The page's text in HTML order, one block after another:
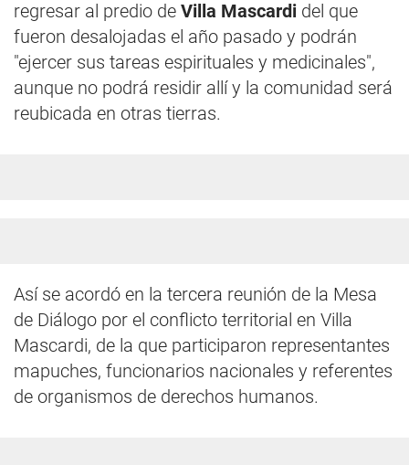
regresar al predio de Villa Mascardi del que
fueron desalojadas el año pasado y podrán
"ejercer sus tareas espirituales y medicinales",
aunque no podrá residir allí y la comunidad será
reubicada en otras tierras.
Así se acordó en la tercera reunión de la Mesa
de Diálogo por el conflicto territorial en Villa
Mascardi, de la que participaron representantes
mapuches, funcionarios nacionales y referentes
de organismos de derechos humanos.